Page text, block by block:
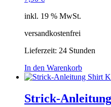
inkl. 19 % MwSt.
versandkostenfrei
Lieferzeit: 24 Stunden
In den Warenkorb
Strick-